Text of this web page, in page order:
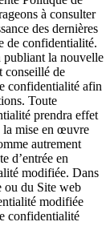
à consulter
des dernières
de confidentialité.
publiant la nouvelle
conseillé de
confidentialité afin
Toute
prendra effet
la mise en œuvre
autrement
d’entrée en
modifiée. Dans
ou du Site web
modifiée
confidentialité